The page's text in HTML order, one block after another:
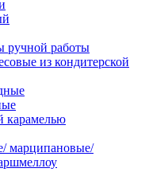
ручной работы
из кондитерской
карамелью
марципановые/